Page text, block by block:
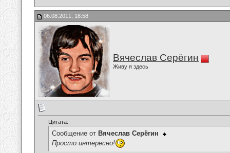
06.08.2011, 18:58
Вячеслав Серёгин
Живу я здесь
Цитата:
Сообщение от Вячеслав Серёгин
Просто интересно!